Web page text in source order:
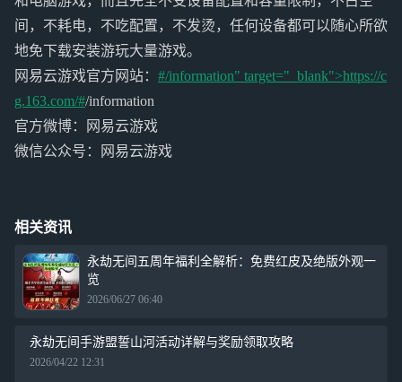
间，不耗电，不吃配置，不发烫，任何设备都可以随心所欲
地免下载安装游玩大量游戏。
网易云游戏官方网站： #/information" target="_blank">https://c
g.163.com/#/information
官方微博：网易云游戏
微信公众号：网易云游戏
相关资讯
永劫无间五周年福利全解析：免费红皮及绝版外观一
览
2026/06/27 06:40
永劫无间手游盟誓山河活动详解与奖励领取攻略
2026/04/22 12:31